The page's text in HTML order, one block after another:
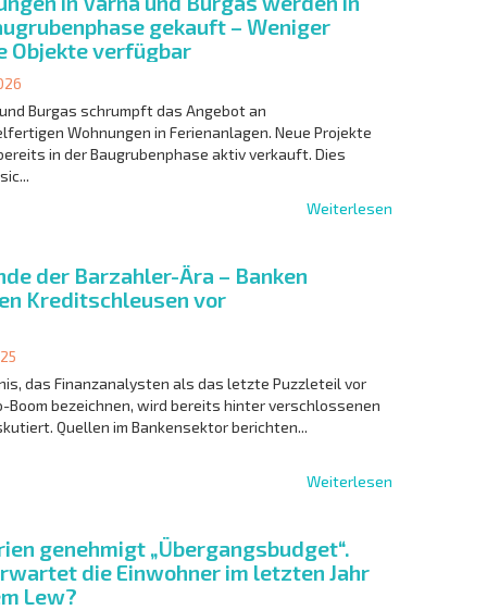
gekauft – Weniger
Objekte verfügbar
Burgas schrumpft das Angebot an
Wohnungen in Ferienanlagen. Neue Projekte
in der Baugrubenphase aktiv verkauft. Dies
Weiterlesen
der Barzahler-Ära – Banken
Kreditschleusen vor
das Finanzanalysten als das letzte Puzzleteil vor
Boom bezeichnen, wird bereits hinter verschlossenen
Quellen im Bankensektor berichten...
Weiterlesen
genehmigt „Übergangsbudget“.
die Einwohner im letzten Jahr
Lew?